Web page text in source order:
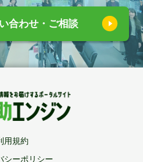
合わせ・ご相談
用規約
シーポリシー